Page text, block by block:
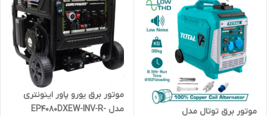
موتور برق توتال مدل
موتور برق یورو پاور اینونتری
مدل EP4080DXEW-INV-R-